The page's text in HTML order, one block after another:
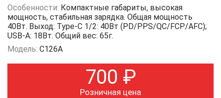
Особенности: Компактные габариты, высокая
мощность, стабильная зарядка. Общая мощность
40Вт. Выход: Type-C 1/2: 40Вт (PD/PPS/QC/FCP/AFC);
USB-A: 18Вт. Общий вес: 65г.
Модель: C126A
700 ₽
Розничная цена